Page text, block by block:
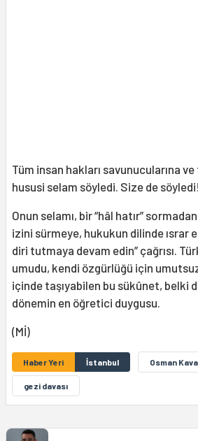
Tüm insan hakları savunucularına ve
hususi selam söyledi. Size de söyledi!
Onun selamı, bir “hâl hatır”
izini sürmeye, hukukun dilinde ısrar
diri tutmaya devam edin” çağrısı.
umudu, kendi özgürlüğü için
içinde taşıyabilen bu sükûnet, belki
dönemin en öğretici duygusu.
(Mİ)
Haber Yeri İstanbul Osman
gezi davası